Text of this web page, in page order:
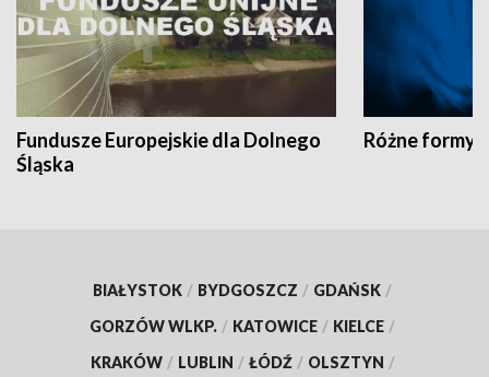
Fundusze Europejskie dla Dolnego
Śląska
Różne formy
BIAŁYSTOK / BYDGOSZCZ / GDAŃSK /
GORZÓW WLKP. / KATOWICE / KIELCE /
KRAKÓW / LUBLIN / ŁÓDŹ / OLSZTYN /